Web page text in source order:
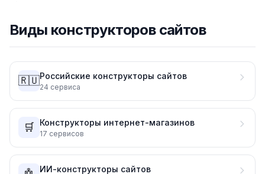
Виды конструкторов сайтов
🇷🇺Российские конструкторы сайтов
24 сервиса
🛒 Конструкторы интернет-магазинов
17 сервисов
ИИ-конструкторы сайтов